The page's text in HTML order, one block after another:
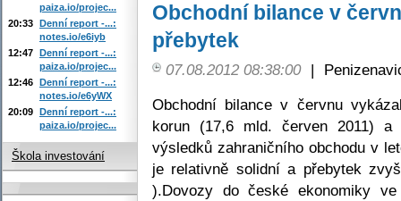
Obchodní bilance v
přebytek
07.08.2012 08:38:00 |
Obchodní bilance v červnu
korun (17,6 mld. červen 2011)
výsledků zahraničního obchodu v
je relativně solidní a přebytek
).Dovozy do české ekonomiky
paiza.io/projec...
20:33 Denní report -...:
notes.io/e6iyb
12:47 Denní report -...:
paiza.io/projec...
12:46 Denní report -...:
notes.io/e6yWX
20:09 Denní report -...:
paiza.io/projec...
Škola investování